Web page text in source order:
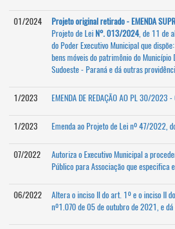
01/2024 Projeto original retirado - EMENDA
Projeto de Lei N°. 013/2024, de 11 de
do Poder Executivo Municipal que
bens móveis do patrimônio do Município
Sudoeste - Paraná e dá outras
1/2023 EMENDA DE REDAÇÃO AO PL 30/2023 -
1/2023 Emenda ao Projeto de Lei nº 47/2022,
07/2022
Autoriza o Executivo Municipal a
Público para Associação que especifica
06/2022
Altera o inciso II do art. 1º e o inciso II
nº1.070 de 05 de outubro de 2021, e